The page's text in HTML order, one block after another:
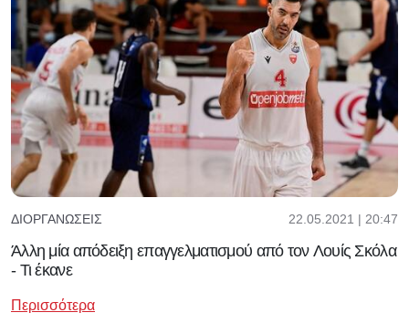
ΔΙΟΡΓΑΝΏΣΕΙΣ 22.05.2021 | 20:47
Άλλη μία απόδειξη επαγγελματισμού από τον Λουίς Σκόλα
- Τι έκανε
Περισσότερα